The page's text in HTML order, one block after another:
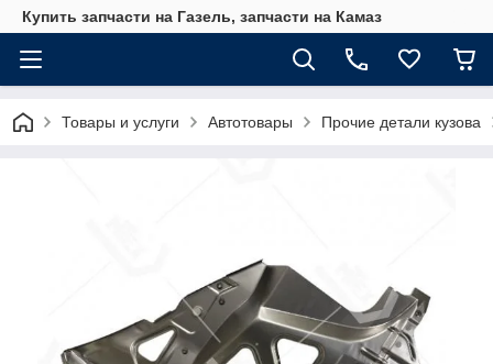
Купить запчасти на Газель, запчасти на Камаз
Товары и услуги Автотовары Прочие детали кузова